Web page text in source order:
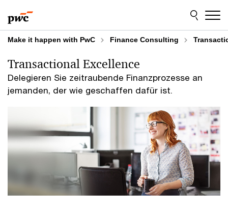
to
content
to
footer
Make it happen with PwC Finance Consulting
Delegieren Sie zeitraubende Finanzprozesse an
jemanden, der wie geschaffen dafür ist.
Transactional Excellence